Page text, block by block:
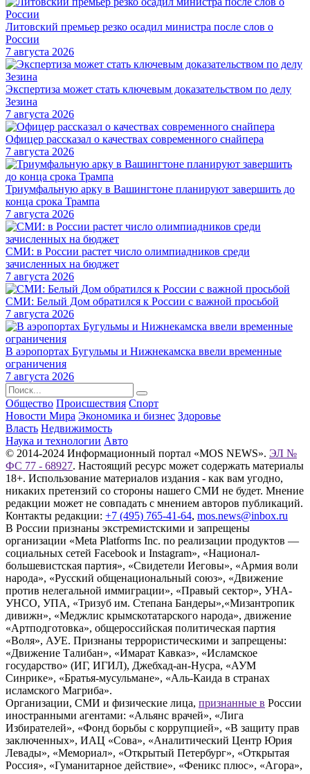
Литовский премьер резко осадил министра после слов о
России
7 августа 2026
Экспертиза может стать ключевым доказательством по делу
Зезина
7 августа 2026
Офицер рассказал о качествах современного снайпера
7 августа 2026
Триумфальную арку в Вашингтоне планируют завершить до
конца срока Трампа
7 августа 2026
СМИ: в России растет число олимпиадников среди
зачисленных на бюджет
7 августа 2026
СМИ: Белый Дом обратился к России с важной просьбой
7 августа 2026
В аэропортах Бугульмы и Нижнекамска ввели временные
ограничения
7 августа 2026
Общество Происшествия Спорт
Новости Мира Экономика и бизнес Здоровье
Власть Недвижимость
Наука и технологии Авто
© 2014-2024 Информационный портал «MOS NEWS». ЭЛ №
ФС 77 - 68927. Настоящий ресурс может содержать материалы
18+. Использование материалов издания - как вам угодно,
никаких претензий со стороны нашего СМИ не будет. Мнение
редакции может не совпадать с мнением авторов публикаций.
Контакты редакции: +7 (495) 765-41-64, mos.news@inbox.ru
В России признаны экстремистскими и запрещены
организации «Meta Platforms Inc. по реализации продуктов —
социальных сетей Facebook и Instagram», «Национал-
большевистская партия», «Свидетели Иеговы», «Армия воли
народа», «Русский общенациональный союз», «Движение
против нелегальной иммиграции», «Правый сектор», УНА-
УНСО, УПА, «Тризуб им. Степана Бандеры»,«Мизантропик
дивижн», «Меджлис крымскотатарского народа», движение
«Артподготовка», общероссийская политическая партия
«Воля», АУЕ. Признаны террористическими и запрещены:
«Движение Талибан», «Имарат Кавказ», «Исламское
государство» (ИГ, ИГИЛ), Джебхад-ан-Нусра, «АУМ
Синрике», «Братья-мусульмане», «Аль-Каида в странах
исламского Магриба».
Организации, СМИ и физические лица, признанные в России
иностранными агентами: «Альянс врачей», «Лига
Избирателей», «Фонд борьбы с коррупцией», «В защиту прав
заключенных», ИАЦ «Сова», «Аналитический Центр Юрия
Левады», «Мемориал», «Открытый Петербург», «Открытая
Россия», «Гуманитарное действие», «Феникс плюс», «Агора»,